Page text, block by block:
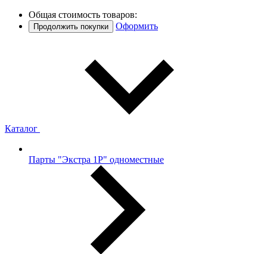
Общая стоимость товаров:
Продолжить покупки Оформить
Каталог
Парты "Экстра 1Р" одноместные